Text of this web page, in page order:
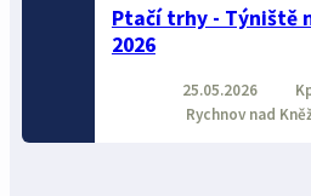
Ptačí trhy - Týniště
2026
25.05.2026
Rychnov nad